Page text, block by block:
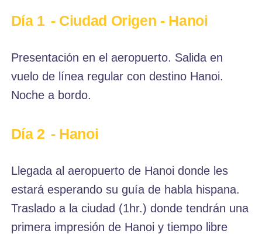
Día 1 - Ciudad Origen - Hanoi
Presentación en el aeropuerto. Salida en
vuelo de línea regular con destino Hanoi.
Noche a bordo.
Día 2 - Hanoi
Llegada al aeropuerto de Hanoi donde les
estará esperando su guía de habla hispana.
Traslado a la ciudad (1hr.) donde tendrán una
primera impresión de Hanoi y tiempo libre